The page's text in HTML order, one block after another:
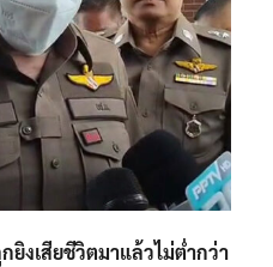
ยิงเสียชีวิตมาแล้วไม่ต่ำกว่า